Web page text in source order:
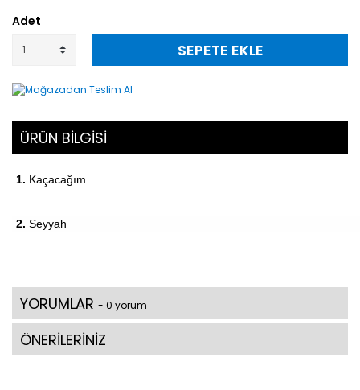
Adet
SEPETE EKLE
ÜRÜN BİLGİSİ
1. Kaçacağım
2. Seyyah
YORUMLAR - 0 yorum
ÖNERİLERİNİZ